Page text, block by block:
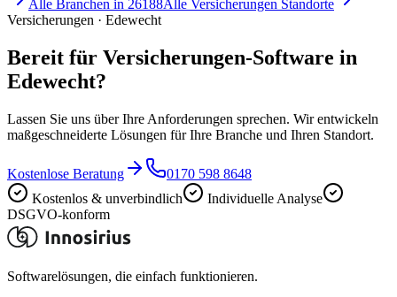
Alle Branchen in 26188Alle Versicherungen Standorte
Versicherungen · Edewecht
Bereit für Versicherungen-Software in
Edewecht?
Lassen Sie uns über Ihre Anforderungen sprechen. Wir entwickeln
maßgeschneiderte Lösungen für Ihre Branche und Ihren Standort.
Kostenlose Beratung
0170 598 8648
Kostenlos & unverbindlich
Individuelle Analyse
DSGVO-konform
Softwarelösungen, die einfach funktionieren.